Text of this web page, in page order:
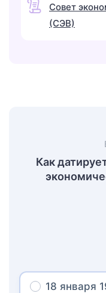
Совет
(СЭВ)
Как
18 января